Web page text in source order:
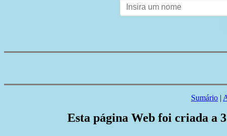
Sumário |
Esta página Web foi criada a